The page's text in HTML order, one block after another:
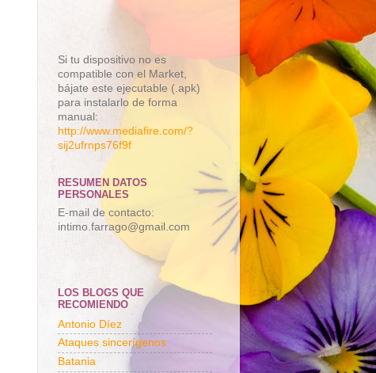
Si tu dispositivo no es
compatible con el Market,
bájate este ejecutable (.apk)
para instalarlo de forma
manual:
http://www.mediafire.com/?
sij2ufrnps76f9f
RESUMEN DATOS
PERSONALES
E-mail de contacto:
intimo.farrago@gmail.com
LOS BLOGS QUE
RECOMIENDO
Antonio Díez
Ataques sincerígenos
Batania